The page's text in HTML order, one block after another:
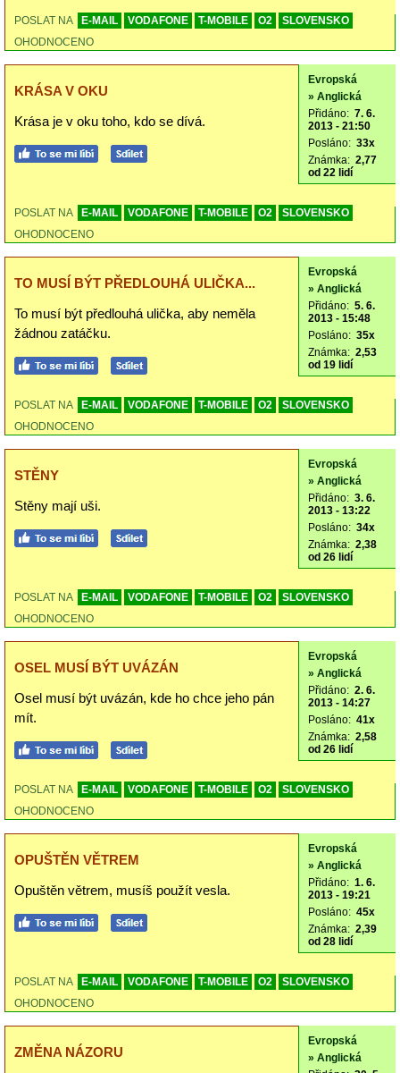
POSLAT NA E-MAIL VODAFONE T-MOBILE O2
SLOVENSKO
OHODNOCENO
KRÁSA V OKU
Krása je v oku toho, kdo se dívá.
Evropská
» Anglická
Přidáno: 7. 6.
2013 - 21:50
Posláno: 33x
Známka: 2,77
od 22 lidí
POSLAT NA E-MAIL VODAFONE T-MOBILE O2
SLOVENSKO
OHODNOCENO
TO MUSÍ BÝT PŘEDLOUHÁ ULIČKA...
To musí být předlouhá ulička, aby neměla
žádnou zatáčku.
Evropská
» Anglická
Přidáno: 5. 6.
2013 - 15:48
Posláno: 35x
Známka: 2,53
od 19 lidí
POSLAT NA E-MAIL VODAFONE T-MOBILE O2
SLOVENSKO
OHODNOCENO
STĚNY
Stěny mají uši.
Evropská
» Anglická
Přidáno: 3. 6.
2013 - 13:22
Posláno: 34x
Známka: 2,38
od 26 lidí
POSLAT NA E-MAIL VODAFONE T-MOBILE O2
SLOVENSKO
OHODNOCENO
OSEL MUSÍ BÝT UVÁZÁN
Osel musí být uvázán, kde ho chce jeho pán
mít.
Evropská
» Anglická
Přidáno: 2. 6.
2013 - 14:27
Posláno: 41x
Známka: 2,58
od 26 lidí
POSLAT NA E-MAIL VODAFONE T-MOBILE O2
SLOVENSKO
OHODNOCENO
OPUŠTĚN VĚTREM
Opuštěn větrem, musíš použít vesla.
Evropská
» Anglická
Přidáno: 1. 6.
2013 - 19:21
Posláno: 45x
Známka: 2,39
od 28 lidí
POSLAT NA E-MAIL VODAFONE T-MOBILE O2
SLOVENSKO
OHODNOCENO
ZMĚNA NÁZORU
Evropská
» Anglická